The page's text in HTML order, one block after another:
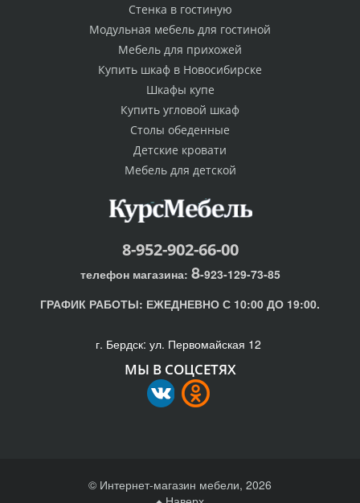
Стенка в гостиную
Модульная мебель для гостиной
Мебель для прихожей
Купить шкаф в Новосибирске
Шкафы купе
Купить угловой шкаф
Столы обеденные
Детские кровати
Мебель для детской
8-952-902-66-00
телефон магазина: 8-923-129-73-85
ГРАФИК РАБОТЫ: ЕЖЕДНЕВНО С 10:00 ДО 19:00.
г. Бердск: ул. Первомайская 12
МЫ В СОЦСЕТЯХ
© Интернет-магазин мебели, 2026